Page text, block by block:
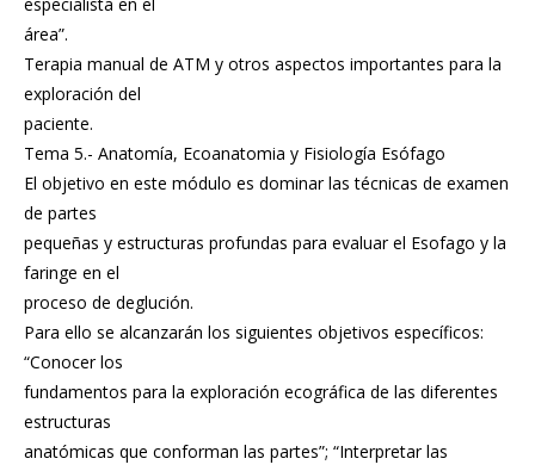
área”.
Terapia manual de ATM y otros aspectos importantes para la
exploración del
paciente.
Tema 5.- Anatomía, Ecoanatomia y Fisiología Esófago
El objetivo en este módulo es dominar las técnicas de examen
de partes
pequeñas y estructuras profundas para evaluar el Esofago y la
faringe en el
proceso de deglución.
Para ello se alcanzarán los siguientes objetivos específicos:
“Conocer los
fundamentos para la exploración ecográfica de las diferentes
estructuras
anatómicas que conforman las partes”; “Interpretar las